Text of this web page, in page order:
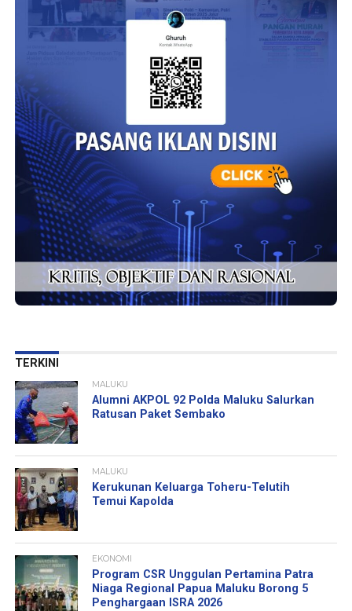
TERKINI
MALUKU
Alumni AKPOL 92 Polda Maluku Salurkan
Ratusan Paket Sembako
MALUKU
Kerukunan Keluarga Toheru-Telutih
Temui Kapolda
EKONOMI
Program CSR Unggulan Pertamina Patra
Niaga Regional Papua Maluku Borong 5
Penghargaan ISRA 2026